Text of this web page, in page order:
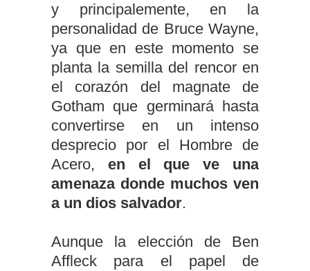
y principalemente, en la
personalidad de Bruce Wayne,
ya que en este momento se
planta la semilla del rencor en
el corazón del magnate de
Gotham que germinará hasta
convertirse en un intenso
desprecio por el Hombre de
Acero, en el que ve una
amenaza donde muchos ven
a un dios salvador.
Aunque la elección de Ben
Affleck para el papel de